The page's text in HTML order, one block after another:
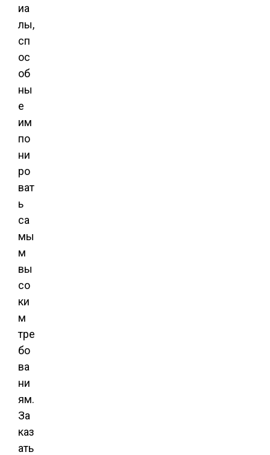
иа
лы,
сп
ос
об
ны
е
им
по
ни
ро
ват
ь
са
мы
м
вы
со
ки
м
тре
бо
ва
ни
ям.
За
каз
ать